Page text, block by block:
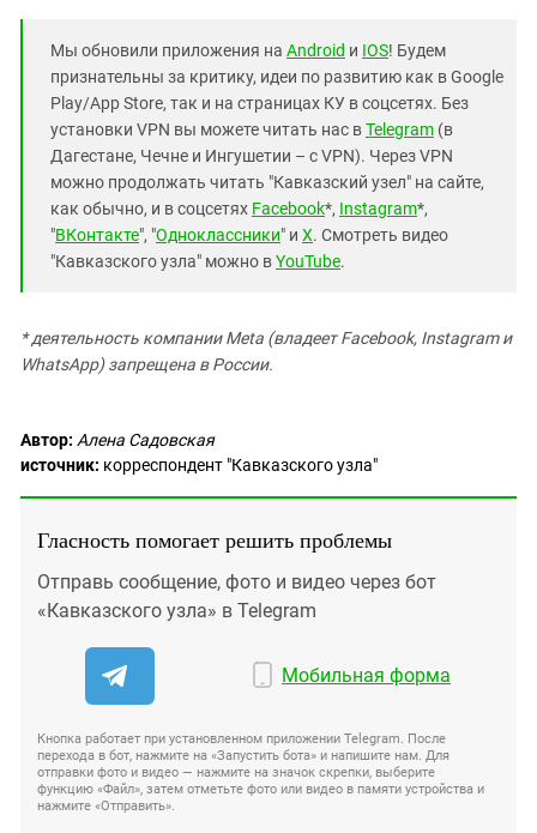
Мы обновили приложения на Android и IOS! Будем
признательны за критику, идеи по развитию как в Google
Play/App Store, так и на страницах КУ в соцсетях. Без
установки VPN вы можете читать нас вTelegram (в
Дагестане, Чечне и Ингушетии – с VPN). Через VPN
можно продолжать читать "Кавказский узел" на сайте,
как обычно, и в соцсетях Facebook*, Instagram*,
"ВКонтакте", "Одноклассники" и X. Смотреть видео
"Кавказского узла" можно вYouTube.
* деятельность компании Meta (владеет Facebook, Instagram и
WhatsApp) запрещена в России.
Автор: Алена Садовская
источник: корреспондент "Кавказского узла"
Гласность помогает решить проблемы
Отправь сообщение, фото и видео через бот
«Кавказского узла» в Telegram
Мобильная форма
Кнопка работает при установленном приложении Telegram. После
перехода в бот, нажмите на «Запустить бота» и напишите нам. Для
отправки фото и видео — нажмите на значок скрепки, выберите
функцию «Файл», затем отметьте фото или видео в памяти устройства и
нажмите «Отправить».